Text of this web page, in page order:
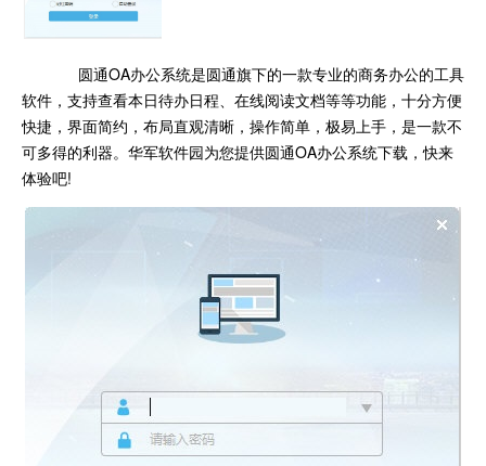
圆通OA办公系统是圆通旗下的一款专业的商务办公的工具
软件，支持查看本日待办日程、在线阅读文档等等功能，十分方便
快捷，界面简约，布局直观清晰，操作简单，极易上手，是一款不
可多得的利器。华军软件园为您提供圆通OA办公系统下载，快来
体验吧!